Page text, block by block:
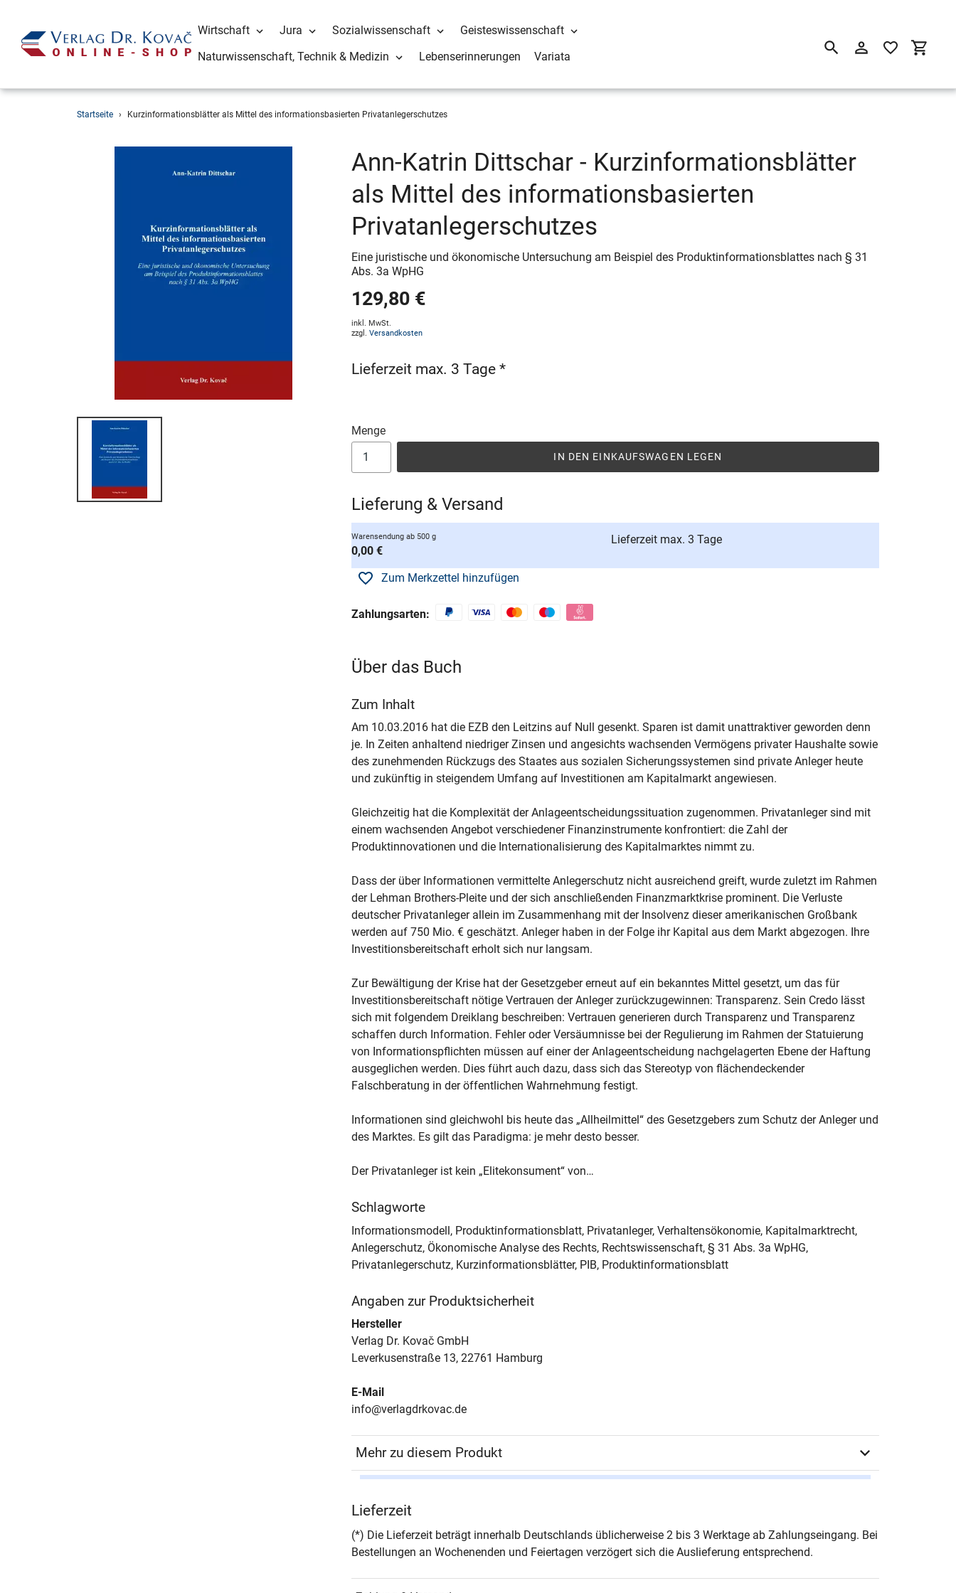
Wirtschaft Jura Sozialwissenschaft
Geisteswissenschaft
Naturwissenschaft, Technik & Medizin
Lebenserinnerungen Variata SuchenEinloggen
Startseite › Kurzinformationsblätter als Mittel des informationsbasierten Privatanlegerschutzes
Ann-Katrin Dittschar - Kurzinformationsblätter
als Mittel des informationsbasierten
Privatanlegerschutzes
Eine juristische und ökonomische Untersuchung am Beispiel des Produktinformationsblattes nach § 31
Abs. 3a WpHG
129,80 €
inkl. MwSt.
zzgl. Versandkosten
Lieferzeit max. 3 Tage *
Menge
IN DEN EINKAUFSWAGEN LEGEN
Lieferung & Versand
Warensendung ab 500 g
0,00 €
Lieferzeit max. 3 Tage
Zum Merkzettel hinzufügen
Zahlungsarten:
Über das Buch
Zum Inhalt
Am 10.03.2016 hat die EZB den Leitzins auf Null gesenkt. Sparen ist damit unattraktiver geworden denn
je. In Zeiten anhaltend niedriger Zinsen und angesichts wachsenden Vermögens privater Haushalte sowie
des zunehmenden Rückzugs des Staates aus sozialen Sicherungssystemen sind private Anleger heute
und zukünftig in steigendem Umfang auf Investitionen am Kapitalmarkt angewiesen.
Gleichzeitig hat die Komplexität der Anlageentscheidungssituation zugenommen. Privatanleger sind mit
einem wachsenden Angebot verschiedener Finanzinstrumente konfrontiert: die Zahl der
Produktinnovationen und die Internationalisierung des Kapitalmarktes nimmt zu.
Dass der über Informationen vermittelte Anlegerschutz nicht ausreichend greift, wurde zuletzt im Rahmen
der Lehman Brothers-Pleite und der sich anschließenden Finanzmarktkrise prominent. Die Verluste
deutscher Privatanleger allein im Zusammenhang mit der Insolvenz dieser amerikanischen Großbank
werden auf 750 Mio. € geschätzt. Anleger haben in der Folge ihr Kapital aus dem Markt abgezogen. Ihre
Investitionsbereitschaft erholt sich nur langsam.
Zur Bewältigung der Krise hat der Gesetzgeber erneut auf ein bekanntes Mittel gesetzt, um das für
Investitionsbereitschaft nötige Vertrauen der Anleger zurückzugewinnen: Transparenz. Sein Credo lässt
sich mit folgendem Dreiklang beschreiben: Vertrauen generieren durch Transparenz und Transparenz
schaffen durch Information. Fehler oder Versäumnisse bei der Regulierung im Rahmen der Statuierung
von Informationspflichten müssen auf einer der Anlageentscheidung nachgelagerten Ebene der Haftung
ausgeglichen werden. Dies führt auch dazu, dass sich das Stereotyp von flächendeckender
Falschberatung in der öffentlichen Wahrnehmung festigt.
Informationen sind gleichwohl bis heute das „Allheilmittel“ des Gesetzgebers zum Schutz der Anleger und
des Marktes. Es gilt das Paradigma: je mehr desto besser.
Der Privatanleger ist kein „Elitekonsument“ von…
Schlagworte
Informationsmodell, Produktinformationsblatt, Privatanleger, Verhaltensökonomie, Kapitalmarktrecht,
Anlegerschutz, Ökonomische Analyse des Rechts, Rechtswissenschaft, § 31 Abs. 3a WpHG,
Privatanlegerschutz, Kurzinformationsblätter, PIB, Produktinformationsblatt
Angaben zur Produktsicherheit
Hersteller
Verlag Dr. Kovač GmbH
Leverkusenstraße 13, 22761 Hamburg
E-Mail
info@verlagdrkovac.de
Mehr zu diesem Produkt
Seiten 452
Lieferzeit
(*) Die Lieferzeit beträgt innerhalb Deutschlands üblicherweise 2 bis 3 Werktage ab Zahlungseingang. Bei
Bestellungen an Wochenenden und Feiertagen verzögert sich die Auslieferung entsprechend.